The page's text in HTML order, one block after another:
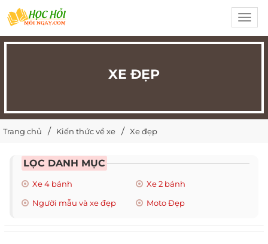
XE ĐẸP
Trang chủ Kiến thức về xe Xe đẹp
LỌC DANH MỤC
Xe 4 bánh
Xe 2 bánh
Người mẫu và xe đẹp
Moto Đẹp